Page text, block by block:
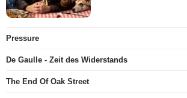
Pressure
De Gaulle - Zeit des Widerstands
The End Of Oak Street